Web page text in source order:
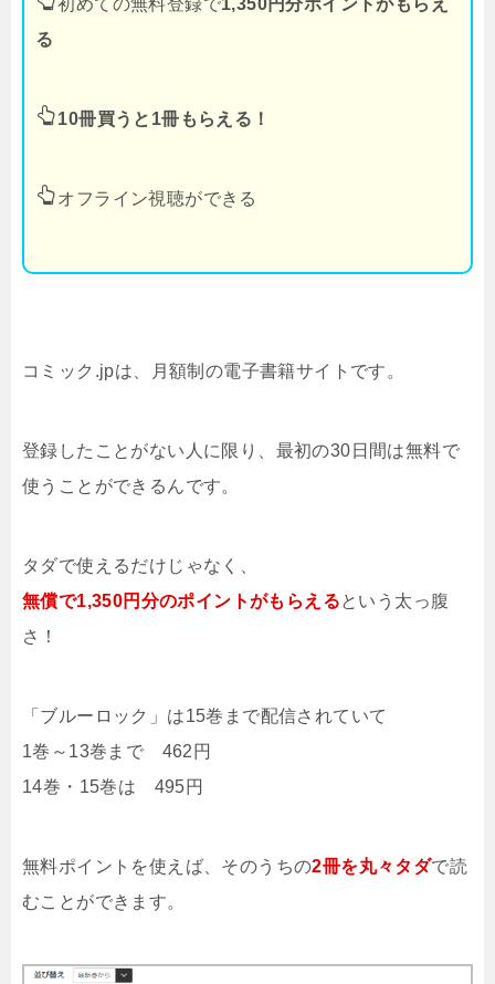
初めての無料登録で1,350円分ポイントがもらえ
る
10冊買うと1冊もらえる！
オフライン視聴ができる
コミック.jpは、月額制の電子書籍サイトです。
登録したことがない人に限り、最初の30日間は無料で
使うことができるんです。
タダで使えるだけじゃなく、
無償で1,350円分のポイントがもらえるという太っ腹
さ！
「ブルーロック」は15巻まで配信されていて
1巻～13巻まで 462円
14巻・15巻は 495円
無料ポイントを使えば、そのうちの2冊を丸々タダで読
むことができます。